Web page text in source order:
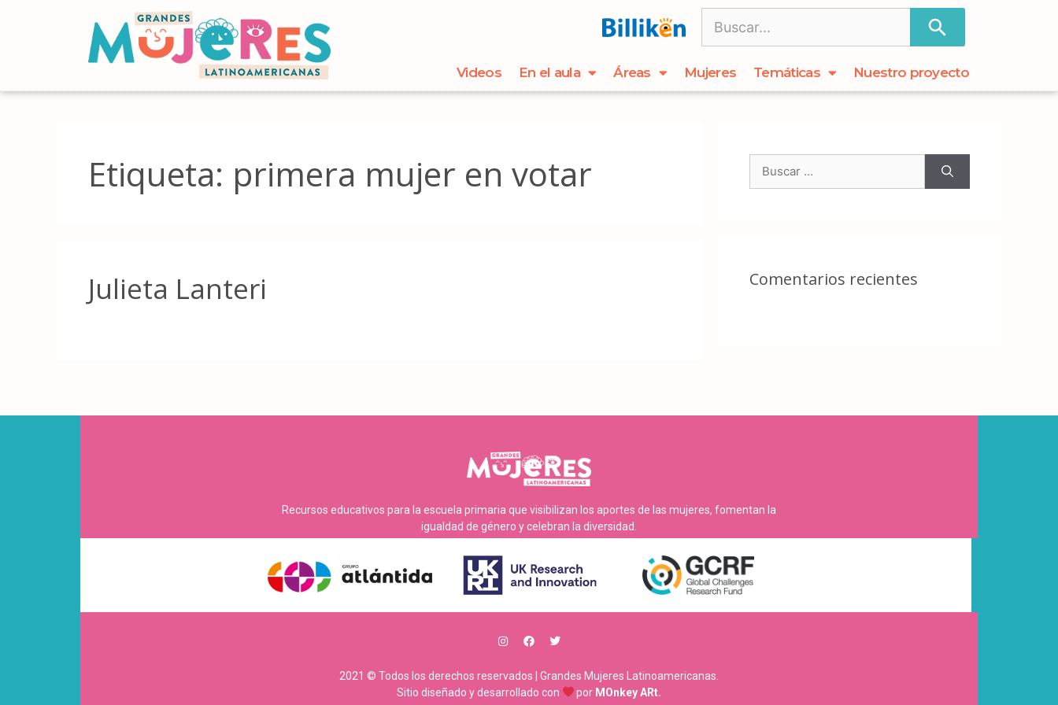
Videos En el aula Áreas Mujeres Temáticas Nuestro proyecto
Etiqueta: primera mujer en votar
Julieta Lanteri Comentarios recientes
Recursos educativos para la escuela primaria que visibilizan los aportes de las mujeres, fomentan la
igualdad de género y celebran la diversidad.
2021 © Todos los derechos reservados | Grandes Mujeres Latinoamericanas.
Sitio diseñado y desarrollado con
por MOnkey ARt.